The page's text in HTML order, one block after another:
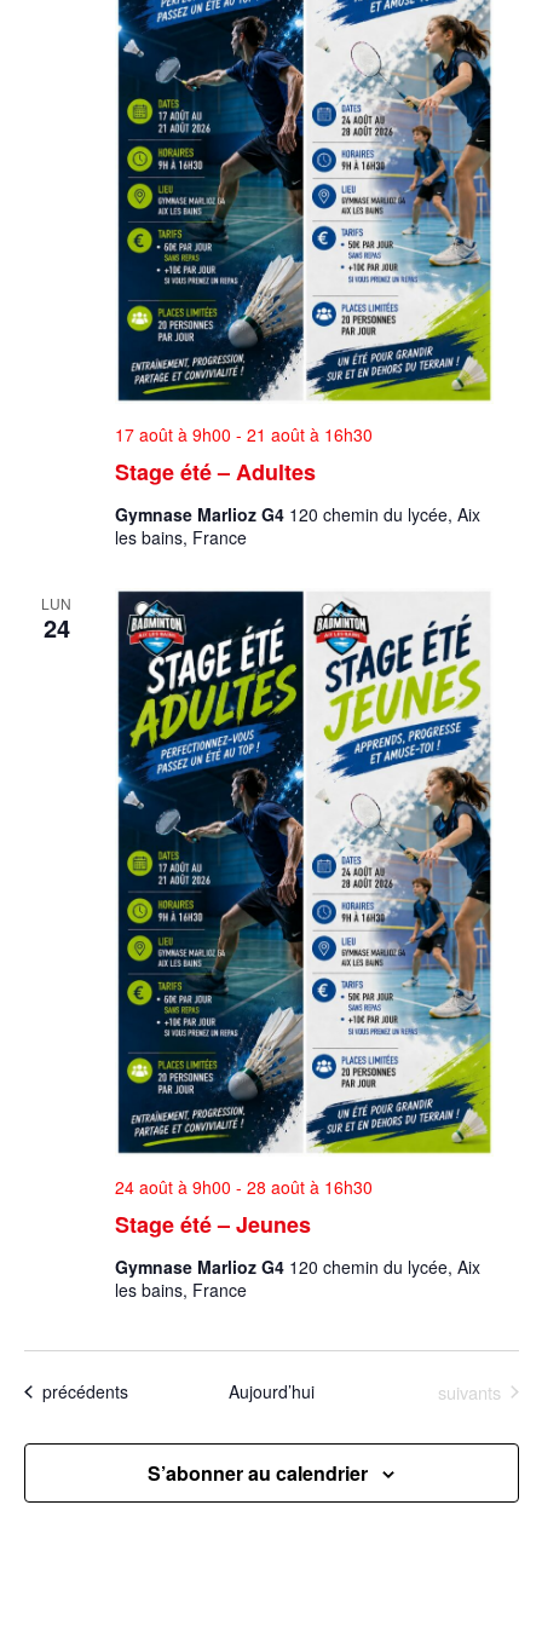
Stage été – Adultes
17 août à 9h00 - 21 août à 16h30
Gymnase Marlioz G4 120 chemin du lycée, Aix
les bains, France
LUN
24
Stage été – Jeunes
24 août à 9h00 - 28 août à 16h30
Gymnase Marlioz G4 120 chemin du lycée, Aix
les bains, France
Évènements
précédents Aujourd’hui Évènements
suivants
S’abonner au calendrier